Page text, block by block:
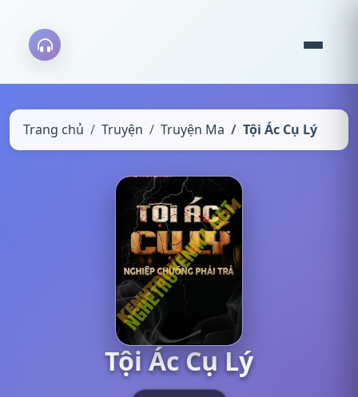
Trang chủ Truyện Truyện Ma Tội Ác Cụ Lý
Tội Ác Cụ Lý